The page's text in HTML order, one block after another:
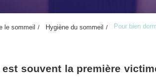
le sommeil Hygiène du sommeil Pour bien
souvent la première